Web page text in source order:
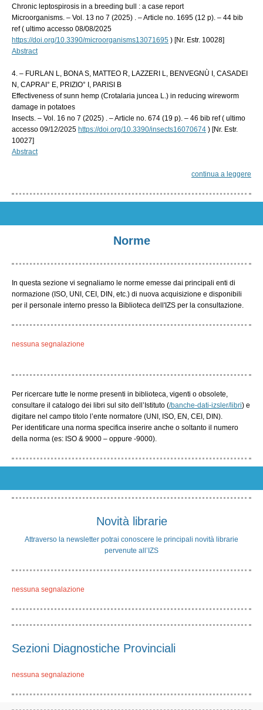
Chronic leptospirosis in a breeding bull : a case report
Microorganisms. – Vol. 13 no 7 (2025) . – Article no. 1695 (12 p). – 44 bib
ref ( ultimo accesso 08/08/2025
https://doi.org/10.3390/microorganisms13071695 ) [Nr. Estr. 10028]
Abstract
4. – FURLAN L, BONA S, MATTEO R, LAZZERI L, BENVEGNÙ I, CASADEI
N, CAPRAI° E, PRIZIO° I, PARISI B
Effectiveness of sunn hemp (Crotalaria juncea L.) in reducing wireworm
damage in potatoes
Insects. – Vol. 16 no 7 (2025) . – Article no. 674 (19 p). – 46 bib ref ( ultimo
accesso 09/12/2025 https://doi.org/10.3390/insects16070674 ) [Nr. Estr.
10027]
Abstract
continua a leggere
Norme
In questa sezione vi segnaliamo le norme emesse dai principali enti di
normazione (ISO, UNI, CEI, DIN, etc.) di nuova acquisizione e disponibili
per il personale interno presso la Biblioteca dell'IZS per la consultazione.
nessuna segnalazione
Per ricercare tutte le norme presenti in biblioteca, vigenti o obsolete,
consultare il catalogo dei libri sul sito dell’Istituto (/banche-dati-izsler/libri) e
digitare nel campo titolo l’ente normatore (UNI, ISO, EN, CEI, DIN).
Per identificare una norma specifica inserire anche o soltanto il numero
della norma (es: ISO & 9000 – oppure -9000).
Novità librarie
Attraverso la newsletter potrai conoscere le principali novità librarie
pervenute all’IZS
nessuna segnalazione
Sezioni Diagnostiche Provinciali
nessuna segnalazione